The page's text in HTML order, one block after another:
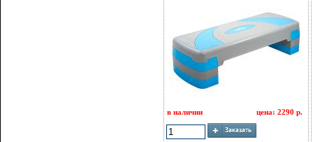
в наличии цена: 2290 р.